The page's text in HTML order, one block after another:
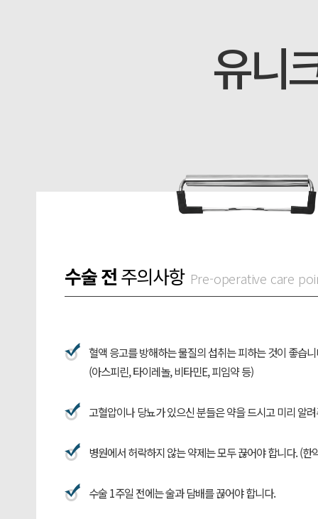
유니
수술 전주의사항 Pre-operative care
혈액 응고를 방해하는 물질의 섭취는 피하는 것이 좋습
(아스피린, 타이레놀, 비타민E, 피임약 등)
고혈압이나 당뇨가 있으신 분들은 약을 드시고 미리 알
병원에서 허락하지 않는 약제는 모두 끊어야 합니다. (한
수술 1주일 전에는 술과 담배를 끊어야 합니다.